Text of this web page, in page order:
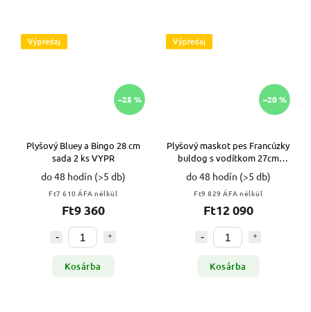
Výpredaj
–25 %
Plyšový Bluey a Bingo 28 cm
sada 2 ks VYPR
do 48 hodín (>5 db)
Ft7 610 ÁFA nélkül
Ft9 360
Kosárba
Výpredaj
–20 %
Plyšový maskot pes Francúzky
buldog s vodítkom 27cm
VYPR
do 48 hodín (>5 db)
Ft9 829 ÁFA nélkül
Ft12 090
Kosárba